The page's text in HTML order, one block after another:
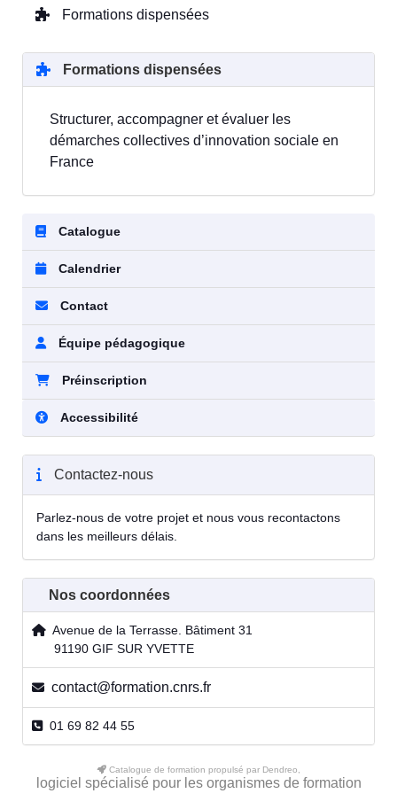
Formations dispensées
Formations dispensées
Structurer, accompagner et évaluer les
démarches collectives d’innovation sociale en
France
Catalogue
Calendrier
Contact
Équipe pédagogique
Préinscription
Accessibilité
Contactez-nous
Parlez-nous de votre projet et nous vous recontactons
dans les meilleurs délais.
Nos coordonnées
Avenue de la Terrasse. Bâtiment 31
91190 GIF SUR YVETTE
contact@formation.cnrs.fr
01 69 82 44 55
Catalogue de formation propulsé par Dendreo,
logiciel spécialisé pour les organismes de formation